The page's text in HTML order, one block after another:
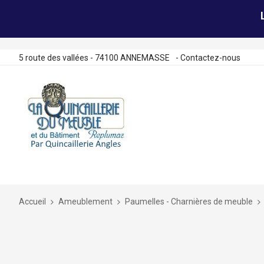
5 route des vallées - 74100 ANNEMASSE - Contactez-nous
Accueil Ameublement Paumelles - Charnières de meuble